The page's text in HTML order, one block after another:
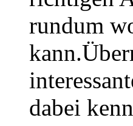
rundum
dabei